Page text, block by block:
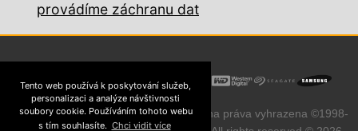
Tento web používá k poskytování služeb,
personalizaci a analýze návštivnosti
soubory cookie. Používáním tohoto webu
s tím souhlasíte. Chci vidit více
provádíme záchranu dat
Přebírání obsahu zakázáno. Všechna práva vyhrazena ©1998-